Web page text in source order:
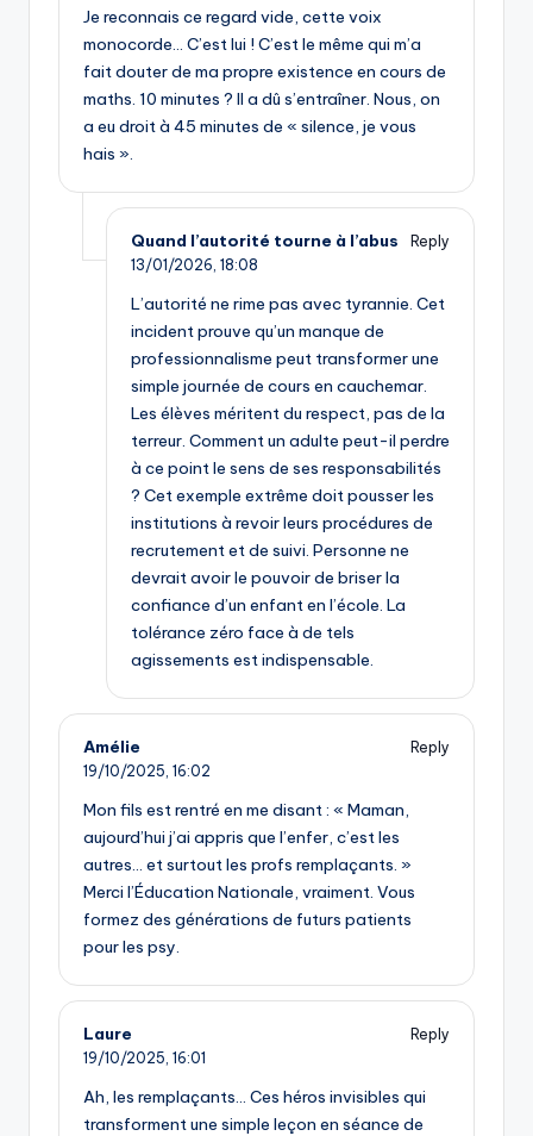
Je reconnais ce regard vide, cette voix
monocorde… C’est lui ! C’est le même qui m’a
fait douter de ma propre existence en cours de
maths. 10 minutes ? Il a dû s’entraîner. Nous, on
a eu droit à 45 minutes de « silence, je vous
hais ».
Quand l’autorité tourne à l’abus
Reply
13/01/2026, 18:08
L’autorité ne rime pas avec tyrannie. Cet
incident prouve qu’un manque de
professionnalisme peut transformer une
simple journée de cours en cauchemar.
Les élèves méritent du respect, pas de la
terreur. Comment un adulte peut-il perdre
à ce point le sens de ses responsabilités
? Cet exemple extrême doit pousser les
institutions à revoir leurs procédures de
recrutement et de suivi. Personne ne
devrait avoir le pouvoir de briser la
confiance d’un enfant en l’école. La
tolérance zéro face à de tels
agissements est indispensable.
Amélie
Reply
19/10/2025, 16:02
Mon fils est rentré en me disant : « Maman,
aujourd’hui j’ai appris que l’enfer, c’est les
autres… et surtout les profs remplaçants. »
Merci l’Éducation Nationale, vraiment. Vous
formez des générations de futurs patients
pour les psy.
Laure
Reply
19/10/2025, 16:01
Ah, les remplaçants… Ces héros invisibles qui
transforment une simple leçon en séance de